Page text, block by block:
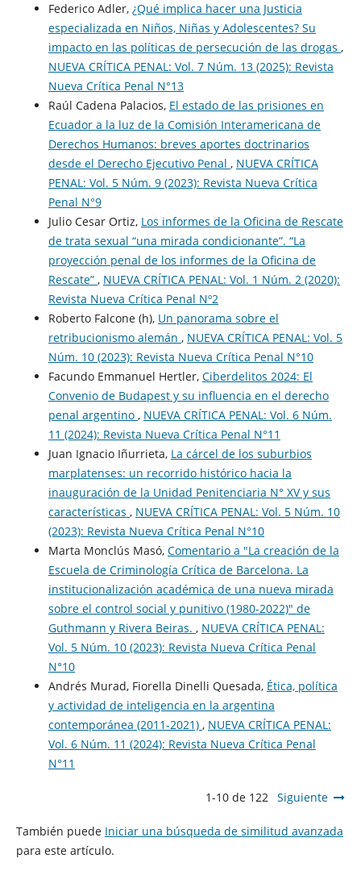
Federico Adler, ¿Qué implica hacer una Justicia
especializada en Niños, Niñas y Adolescentes? Su
impacto en las políticas de persecución de las drogas ,
NUEVA CRÍTICA PENAL: Vol. 7 Núm. 13 (2025): Revista
Nueva Crí­tica Penal N°13
Raúl Cadena Palacios, El estado de las prisiones en
Ecuador a la luz de la Comisión Interamericana de
Derechos Humanos: breves aportes doctrinarios
desde el Derecho Ejecutivo Penal , NUEVA CRÍTICA
PENAL: Vol. 5 Núm. 9 (2023): Revista Nueva Crí­tica
Penal N°9
Julio Cesar Ortiz, Los informes de la Oficina de Rescate
de trata sexual “una mirada condicionante”. “La
proyección penal de los informes de la Oficina de
Rescate” , NUEVA CRÍTICA PENAL: Vol. 1 Núm. 2 (2020):
Revista Nueva Crítica Penal Nº2
Roberto Falcone (h), Un panorama sobre el
retribucionismo alemán , NUEVA CRÍTICA PENAL: Vol. 5
Núm. 10 (2023): Revista Nueva Crí­tica Penal N°10
Facundo Emmanuel Hertler, Ciberdelitos 2024: El
Convenio de Budapest y su influencia en el derecho
penal argentino , NUEVA CRÍTICA PENAL: Vol. 6 Núm.
11 (2024): Revista Nueva Crí­tica Penal N°11
Juan Ignacio Iñurrieta, La cárcel de los suburbios
marplatenses: un recorrido histórico hacia la
inauguración de la Unidad Penitenciaria N° XV y sus
características , NUEVA CRÍTICA PENAL: Vol. 5 Núm. 10
(2023): Revista Nueva Crí­tica Penal N°10
Marta Monclús Masó, Comentario a "La creación de la
Escuela de Criminología Crítica de Barcelona. La
institucionalización académica de una nueva mirada
sobre el control social y punitivo (1980-2022)" de
Guthmann y Rivera Beiras. , NUEVA CRÍTICA PENAL:
Vol. 5 Núm. 10 (2023): Revista Nueva Crí­tica Penal
N°10
Andrés Murad, Fiorella Dinelli Quesada, Ética, política
y actividad de inteligencia en la argentina
contemporánea (2011-2021) , NUEVA CRÍTICA PENAL:
Vol. 6 Núm. 11 (2024): Revista Nueva Crí­tica Penal
N°11
1-10 de 122 Siguiente
También puede Iniciar una búsqueda de similitud avanzada
para este artículo.